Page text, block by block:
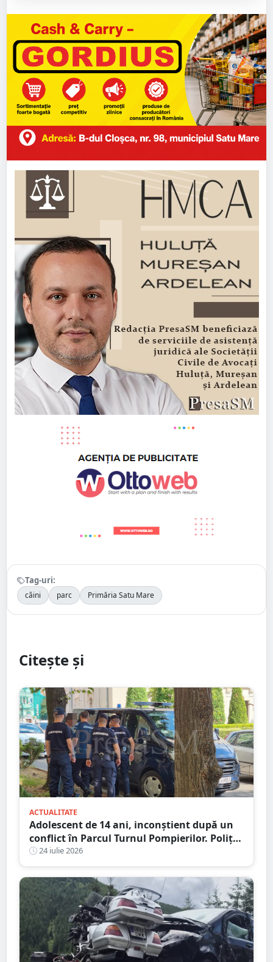
Tag-uri:
câini parc Primăria Satu Mare
Citește și
ACTUALITATE
Adolescent de 14 ani, inconștient după un
conflict în Parcul Turnul Pompierilor. Poliția
a deschis dosar penal
24 iulie 2026